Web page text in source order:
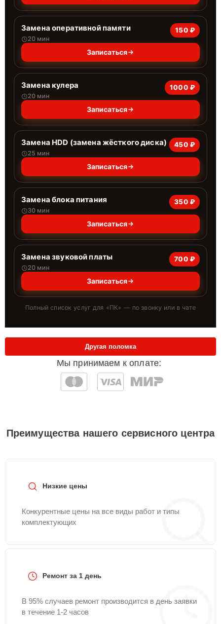
Замена оперативной памяти
20 мин
150 ₽
Записаться
Замена кулера
20 мин
1000 ₽
Записаться
Замена HDD (замена жёсткого диска)
25 мин
450 ₽
Записаться
Замена блока питания
30 мин
350 ₽
Записаться
Замена звуковой платы
20 мин
700 ₽
Записаться
Полный список услуг для «ПК» — по звонку или в чате
Мы принимаем к оплате:
Другая поломка
Преимущества нашего сервисного центра
Низкие цены
Конкурентные цены на все виды работ и типы
комплектующих
Ремонт за 1 день
В 95% случаев ремонт производится в день заявки
в течение 1-2 часов